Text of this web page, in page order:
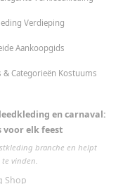
Verdieping
Aankoopgids
& Categorieën Kostuums
en carnaval:
voor elk feest
branche en helpt
vinden.
Shop